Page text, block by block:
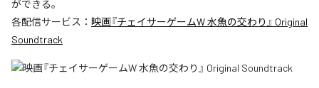
ができる。
各配信サービス： 映画『チェイサーゲームW 水魚の交わり』 Original
Soundtrack